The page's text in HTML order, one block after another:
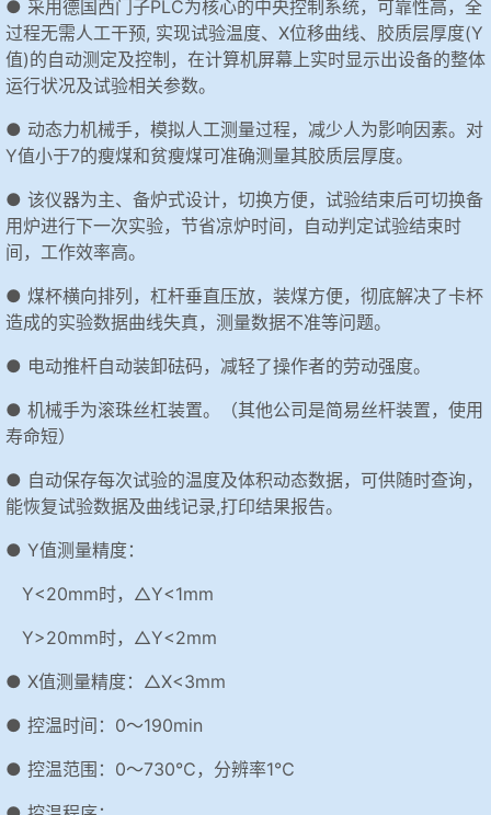
● 采用德国西门子PLC为核心的中央控制系统，可靠性高，全
过程无需人工干预, 实现试验温度、X位移曲线、胶质层厚度(Y
值)的自动测定及控制，在计算机屏幕上实时显示出设备的整体
运行状况及试验相关参数。
● 动态力机械手，模拟人工测量过程，减少人为影响因素。对
Y值小于7的瘦煤和贫瘦煤可准确测量其胶质层厚度。
● 该仪器为主、备炉式设计，切换方便，试验结束后可切换备
用炉进行下一次实验，节省凉炉时间，自动判定试验结束时
间，工作效率高。
● 煤杯横向排列，杠杆垂直压放，装煤方便，彻底解决了卡杯
造成的实验数据曲线失真，测量数据不准等问题。
● 电动推杆自动装卸砝码，减轻了操作者的劳动强度。
● 机械手为滚珠丝杠装置。（其他公司是简易丝杆装置，使用
寿命短）
● 自动保存每次试验的温度及体积动态数据，可供随时查询，
能恢复试验数据及曲线记录,打印结果报告。
● Y值测量精度：
Y<20mm时，△Y<1mm
Y>20mm时，△Y<2mm
● X值测量精度：△X<3mm
● 控温时间：0～190min
● 控温范围：0～730℃，分辨率1℃